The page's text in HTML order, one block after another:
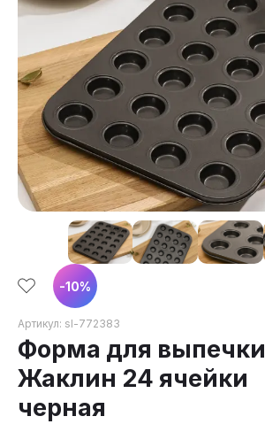
Форма для выпечки
Жаклин 24 ячейки
черная
-10%
Артикул: sl-772383